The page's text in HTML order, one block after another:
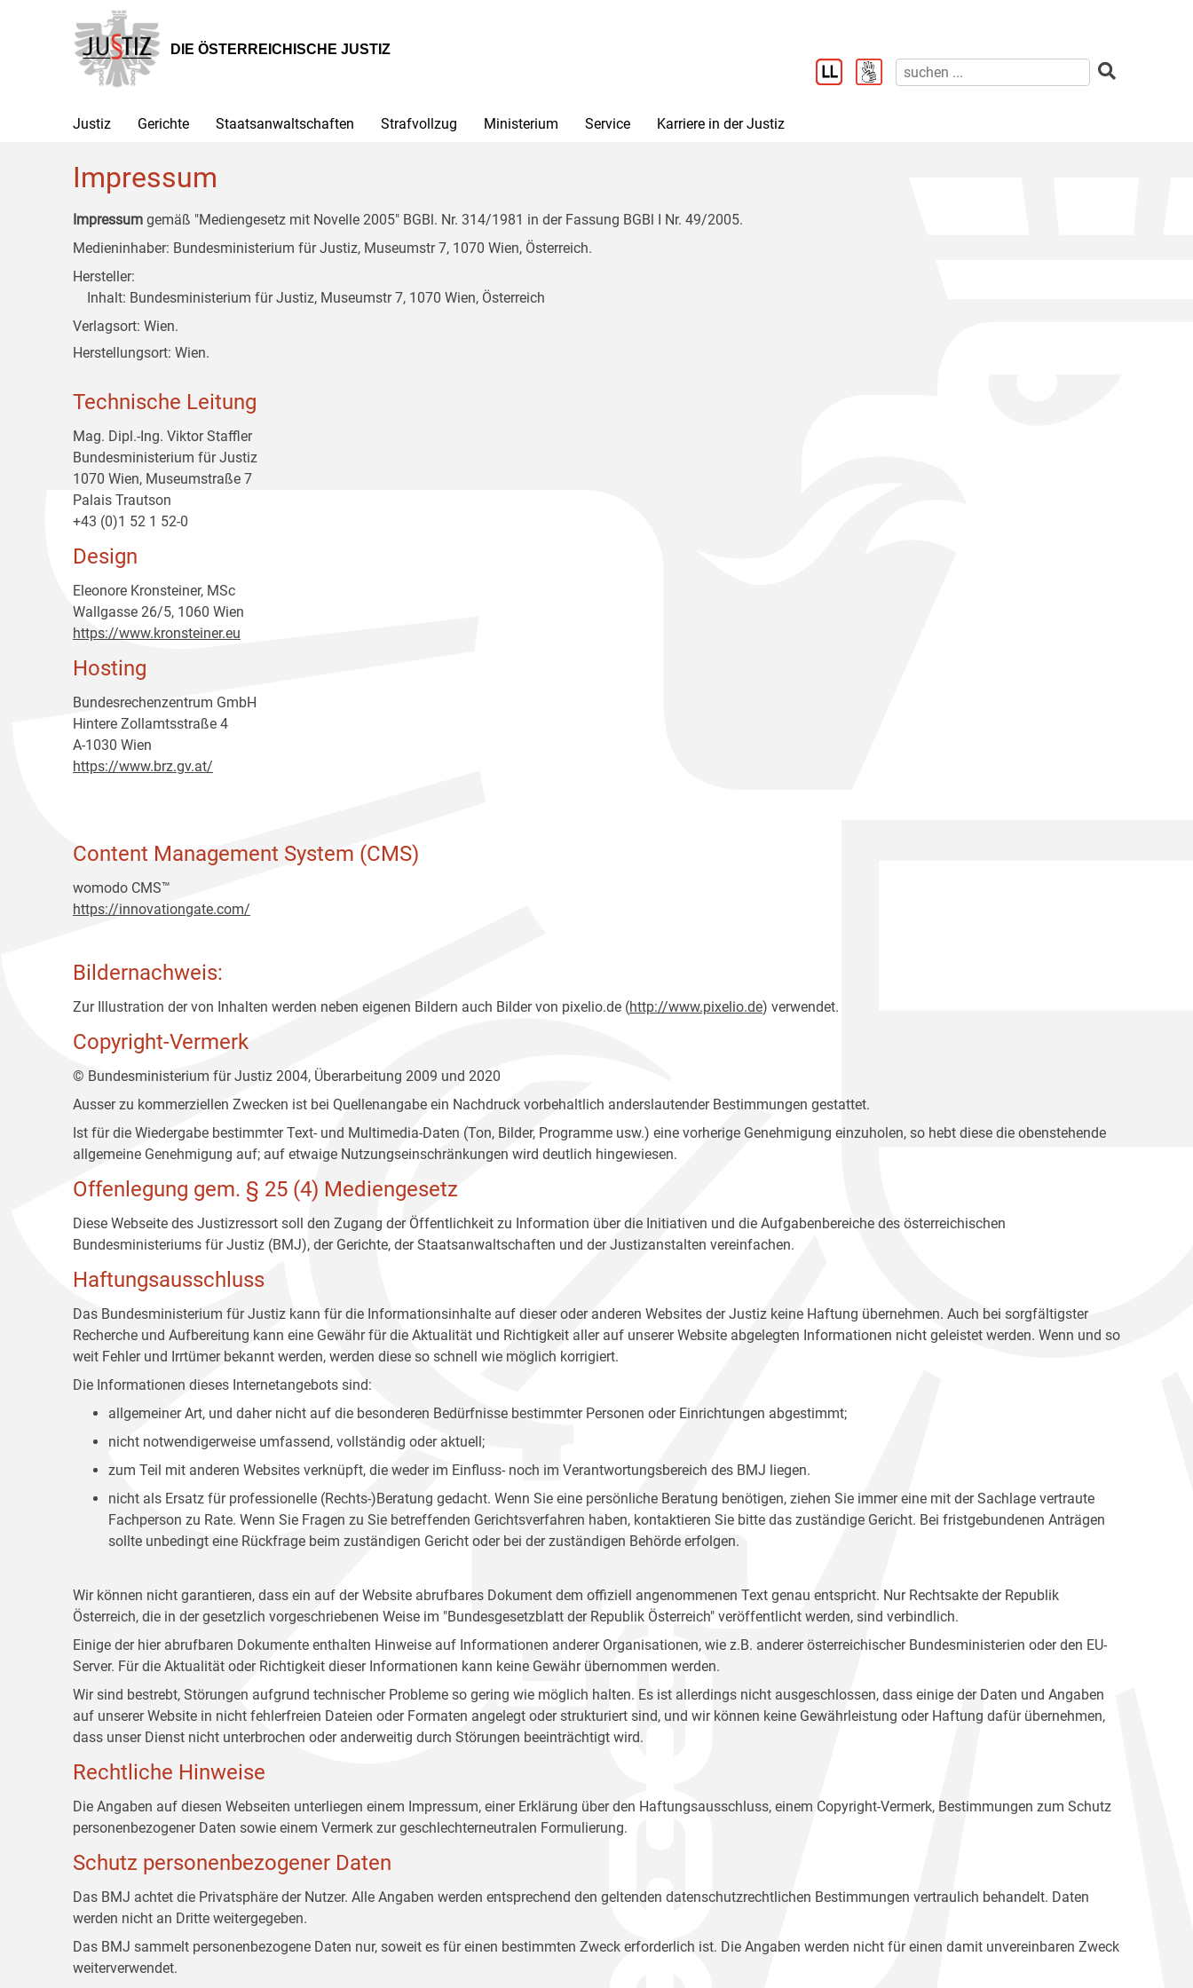
Hauptnavigation
[1]
Inhalt
[2]
Untermenü
[3]
DIE ÖSTERREICHISCHE JUSTIZ
Justiz Gerichte Staatsanwaltschaften Strafvollzug Ministerium Service Karriere in der Justiz
Impressum
Impressum gemäß "Mediengesetz mit Novelle 2005" BGBl. Nr. 314/1981 in der Fassung BGBl I Nr. 49/2005.
Medieninhaber: Bundesministerium für Justiz, Museumstr 7, 1070 Wien, Österreich.
Hersteller:
Inhalt: Bundesministerium für Justiz, Museumstr 7, 1070 Wien, Österreich
Verlagsort: Wien.
Herstellungsort: Wien.
Technische Leitung
Mag. Dipl.-Ing. Viktor Staffler
Bundesministerium für Justiz
1070 Wien, Museumstraße 7
Palais Trautson
+43 (0)1 52 1 52-0
Design
Eleonore Kronsteiner, MSc
Wallgasse 26/5, 1060 Wien
https://www.kronsteiner.eu
Hosting
Bundesrechenzentrum GmbH
Hintere Zollamtsstraße 4
A-1030 Wien
https://www.brz.gv.at/
Content Management System (CMS)
womodo CMS™
https://innovationgate.com/
Bildernachweis:
Zur Illustration der von Inhalten werden neben eigenen Bildern auch Bilder von pixelio.de (http://www.pixelio.de) verwendet.
Copyright-Vermerk
© Bundesministerium für Justiz 2004, Überarbeitung 2009 und 2020
Ausser zu kommerziellen Zwecken ist bei Quellenangabe ein Nachdruck vorbehaltlich anderslautender Bestimmungen gestattet.
Ist für die Wiedergabe bestimmter Text- und Multimedia-Daten (Ton, Bilder, Programme usw.) eine vorherige Genehmigung einzuholen, so hebt diese die obenstehende
allgemeine Genehmigung auf; auf etwaige Nutzungseinschränkungen wird deutlich hingewiesen.
Offenlegung gem. § 25 (4) Mediengesetz
Diese Webseite des Justizressort soll den Zugang der Öffentlichkeit zu Information über die Initiativen und die Aufgabenbereiche des österreichischen
Bundesministeriums für Justiz (BMJ), der Gerichte, der Staatsanwaltschaften und der Justizanstalten vereinfachen.
Haftungsausschluss
Das Bundesministerium für Justiz kann für die Informationsinhalte auf dieser oder anderen Websites der Justiz keine Haftung übernehmen. Auch bei sorgfältigster
Recherche und Aufbereitung kann eine Gewähr für die Aktualität und Richtigkeit aller auf unserer Website abgelegten Informationen nicht geleistet werden. Wenn und so
weit Fehler und Irrtümer bekannt werden, werden diese so schnell wie möglich korrigiert.
Die Informationen dieses Internetangebots sind:
allgemeiner Art, und daher nicht auf die besonderen Bedürfnisse bestimmter Personen oder Einrichtungen abgestimmt;
nicht notwendigerweise umfassend, vollständig oder aktuell;
zum Teil mit anderen Websites verknüpft, die weder im Einfluss- noch im Verantwortungsbereich des BMJ liegen.
nicht als Ersatz für professionelle (Rechts-)Beratung gedacht. Wenn Sie eine persönliche Beratung benötigen, ziehen Sie immer eine mit der Sachlage vertraute
Fachperson zu Rate. Wenn Sie Fragen zu Sie betreffenden Gerichtsverfahren haben, kontaktieren Sie bitte das zuständige Gericht. Bei fristgebundenen Anträgen
sollte unbedingt eine Rückfrage beim zuständigen Gericht oder bei der zuständigen Behörde erfolgen.
Wir können nicht garantieren, dass ein auf der Website abrufbares Dokument dem offiziell angenommenen Text genau entspricht. Nur Rechtsakte der Republik
Österreich, die in der gesetzlich vorgeschriebenen Weise im "Bundesgesetzblatt der Republik Österreich" veröffentlicht werden, sind verbindlich.
Einige der hier abrufbaren Dokumente enthalten Hinweise auf Informationen anderer Organisationen, wie z.B. anderer österreichischer Bundesministerien oder den EU-
Server. Für die Aktualität oder Richtigkeit dieser Informationen kann keine Gewähr übernommen werden.
Wir sind bestrebt, Störungen aufgrund technischer Probleme so gering wie möglich halten. Es ist allerdings nicht ausgeschlossen, dass einige der Daten und Angaben
auf unserer Website in nicht fehlerfreien Dateien oder Formaten angelegt oder strukturiert sind, und wir können keine Gewährleistung oder Haftung dafür übernehmen,
dass unser Dienst nicht unterbrochen oder anderweitig durch Störungen beeinträchtigt wird.
Rechtliche Hinweise
Die Angaben auf diesen Webseiten unterliegen einem Impressum, einer Erklärung über den Haftungsausschluss, einem Copyright-Vermerk, Bestimmungen zum Schutz
personenbezogener Daten sowie einem Vermerk zur geschlechterneutralen Formulierung.
Schutz personenbezogener Daten
Das BMJ achtet die Privatsphäre der Nutzer. Alle Angaben werden entsprechend den geltenden datenschutzrechtlichen Bestimmungen vertraulich behandelt. Daten
werden nicht an Dritte weitergegeben.
Das BMJ sammelt personenbezogene Daten nur, soweit es für einen bestimmten Zweck erforderlich ist. Die Angaben werden nicht für einen damit unvereinbaren Zweck
weiterverwendet.